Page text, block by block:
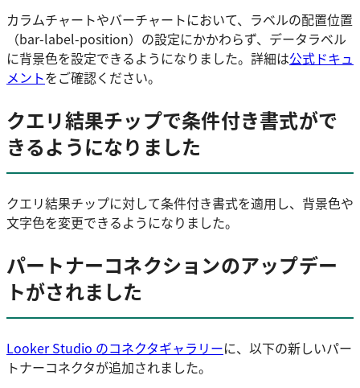
カラムチャートやバーチャートにおいて、ラベルの配置位置
（bar-label-position）の設定にかかわらず、データラベル
に背景色を設定できるようになりました。詳細は公式ドキュ
メントをご確認ください。
クエリ結果チップで条件付き書式がで
きるようになりました
クエリ結果チップに対して条件付き書式を適用し、背景色や
文字色を変更できるようになりました。
パートナーコネクションのアップデー
トがされました
Looker Studio のコネクタギャラリーに、以下の新しいパー
トナーコネクタが追加されました。